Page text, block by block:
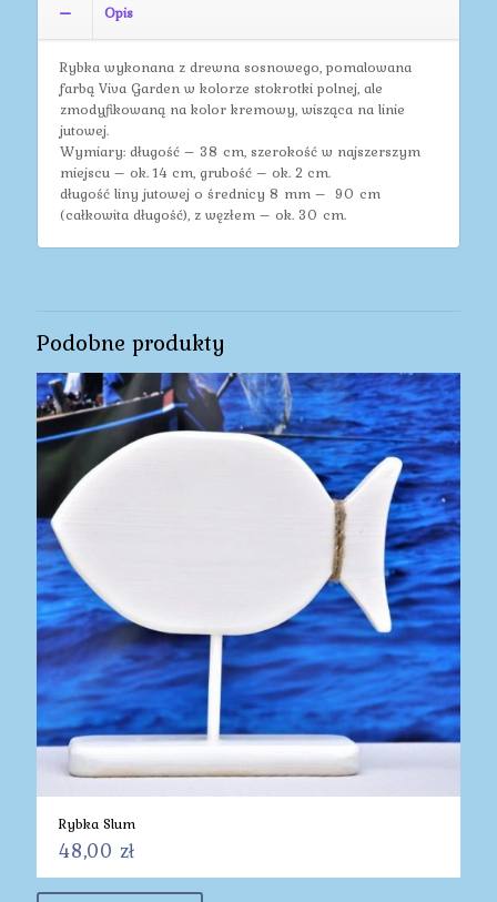
Opis
Rybka wykonana z drewna sosnowego, pomalowana
farbą Viva Garden w kolorze stokrotki polnej, ale
zmodyfikowaną na kolor kremowy, wisząca na linie
jutowej.
Wymiary: długość – 38 cm, szerokość w najszerszym
miejscu – ok. 14 cm, grubość – ok. 2 cm.
długość liny jutowej o średnicy 8 mm – 90 cm
(całkowita długość), z węzłem – ok. 30 cm.
Podobne produkty
Rybka Slum
48,00 zł